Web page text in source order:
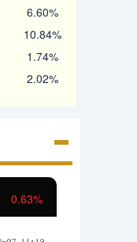
6.60%
10.84%
1.74%
2.02%
0.63%